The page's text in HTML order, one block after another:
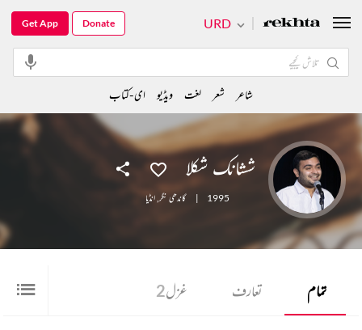
ششانک شکلا
1995
| گاندھی نگر,انڈیا
تمام تعارف غزل2
URD
Get App Donate
شاعر شعر لغت ویڈیو ای-کتاب